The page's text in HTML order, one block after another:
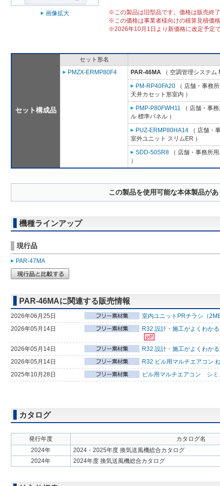
画像拡大
※この製品は旧型品です。価格は販売終
※この価格は事業者様向けの積算見積価
※2026年10月1日より新価格に改定予定
セット構成品
セット形名
PMZX-ERMP80F4
PAR-46MA （ 空調管理システム
PM-RP40FA20 （ 店舗・事務
天井カセット形室内 ）
PMP-P80FWH11 （ 店舗・事
ル 標準パネル ）
PUZ-ERMP80HA14 （ 店舗・
室外ユニット スリムER ）
SDD-50SR8 （ 店舗・事務所
）
この製品を使用可能な本体製品が
機種ラインアップ
現行品
PAR-47MA
PAR-46MAに関連する販売情報
2026年06月25日
室内ユニットPRチラシ（
2026年05月14日
R32 設計・施工がよくわか
2026年05月14日
R32 設計・施工がよくわか
2026年05月14日
R32 ビル用マルチエアコン
2025年10月28日
ビル用マルチエアコン シミ
カタログ
発行年度
カタログ名
2024年
2024・2025年度 換気送風機総合カタログ
2024年
2024年度 換気送風機総合カタログ